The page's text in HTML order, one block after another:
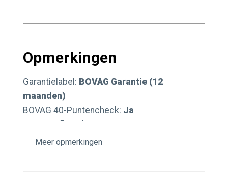
Opmerkingen
Garantielabel: BOVAG Garantie (12
maanden)
BOVAG 40-Puntencheck: Ja
opmerkingen